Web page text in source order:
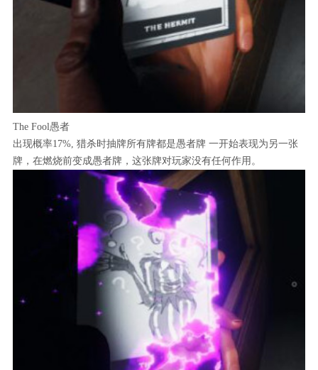
The Fool愚者
出现概率17%, 猎杀时抽牌所有牌都是愚者牌 一开始表现为另一张
牌，在燃烧前变成愚者牌，这张牌对玩家没有任何作用。